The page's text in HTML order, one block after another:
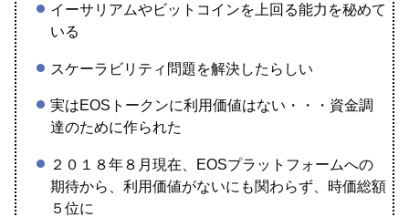
イーサリアムやビットコインを上回る能力を秘めて
いる
スケーラビリティ問題を解決したらしい
実はEOSトークンに利用価値はない・・・資金調
達のために作られた
２０１８年８月現在、EOSプラットフォームへの
期待から、利用価値がないにも関わらず、時価総額
５位に